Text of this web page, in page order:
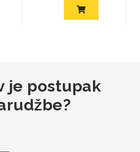
je postupak